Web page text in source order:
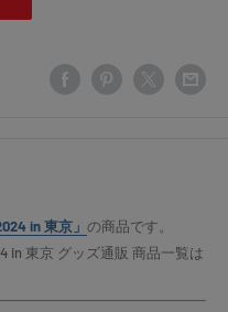
in 東京」 の商品です。
in 東京 グッズ通販 商品一覧は